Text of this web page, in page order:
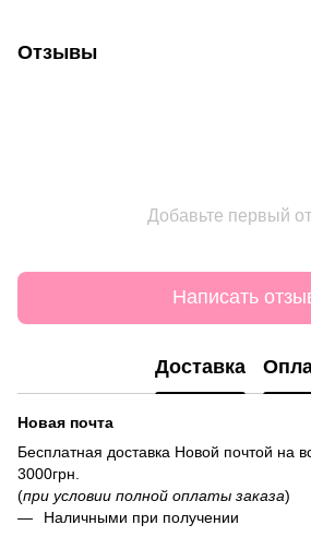
Отзывы
Добавьте первый
Написать
Доставка
Новая почта
Бесплатная доставка Новой почтой на
3000грн.
(при условии полной оплаты заказа)
Наличными при получении